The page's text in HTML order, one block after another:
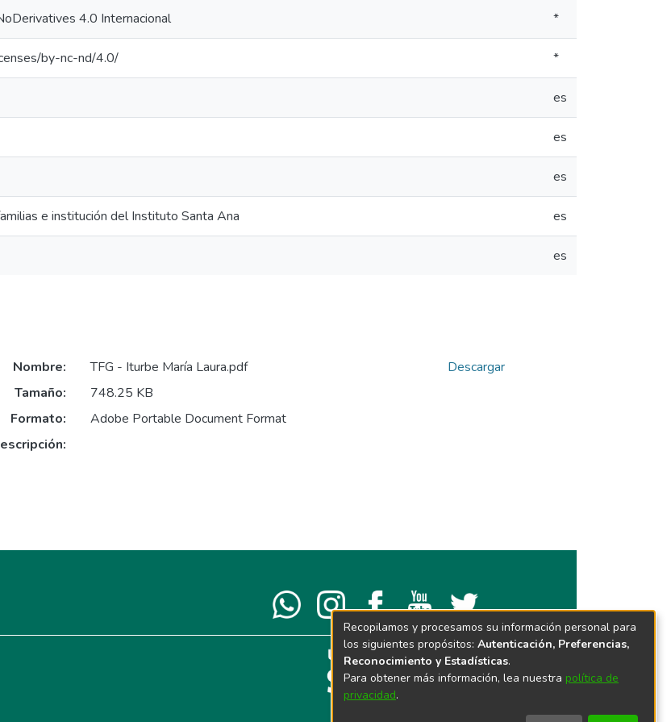
4.0 Internacional *
by-nc-nd/4.0/ *
es
es
es
e institución del Instituto Santa Ana es
es
Nombre:
TFG - Iturbe María Laura.pdf
Tamaño:
748.25 KB
Formato:
Adobe Portable Document Format
Descargar
Recopilamos y procesamos su información personal para
los siguientes propósitos: Autenticación, Preferencias,
Reconocimiento y Estadísticas.
Para obtener más información, lea nuestra política de
privacidad.